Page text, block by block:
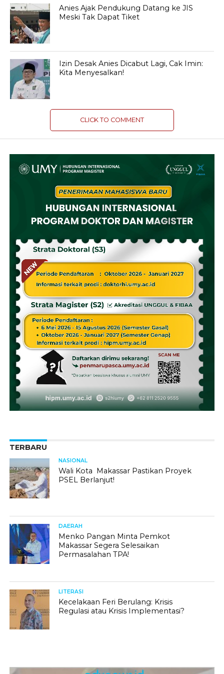
Anies Ajak Pendukung Datang ke JIS
Meski Tak Dapat Tiket
Izin Desak Anies Dicabut Lagi, Cak Imin:
Kita Menyesalkan!
CLICK TO COMMENT
TERBARU
NASIONAL
Wali Kota Makassar Pastikan Proyek
PSEL Berlanjut!
DAERAH
Menko Pangan Minta Pemkot
Makassar Segera Selesaikan
Permasalahan TPA!
LITERASI
Kecelakaan Feri Berulang: Krisis
Regulasi atau Krisis Implementasi?